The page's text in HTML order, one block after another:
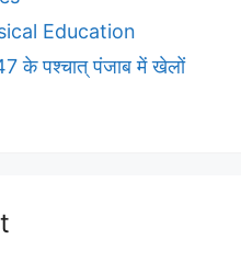
Education
के पश्चात् पंजाब में खेलों